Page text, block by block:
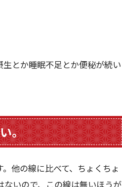
とか睡眠不足とか便秘が続い
。
他の線に比べて、ちょくちょ
ないので、この線は無いほうが